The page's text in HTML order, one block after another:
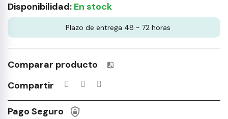
Disponibilidad: En stock
Plazo de entrega 48 - 72 horas
Comparar producto Productos incluidos en tu lista
Compartir
Pago Seguro